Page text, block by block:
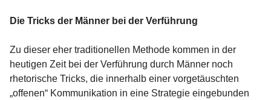
Die Tricks der Männer bei der Verführung
Zu dieser eher traditionellen Methode kommen in der
heutigen Zeit bei der Verführung durch Männer noch
rhetorische Tricks, die innerhalb einer vorgetäuschten
„offenen“ Kommunikation in eine Strategie eingebunden